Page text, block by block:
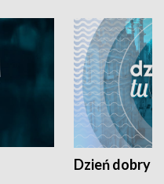
Dzień dobry